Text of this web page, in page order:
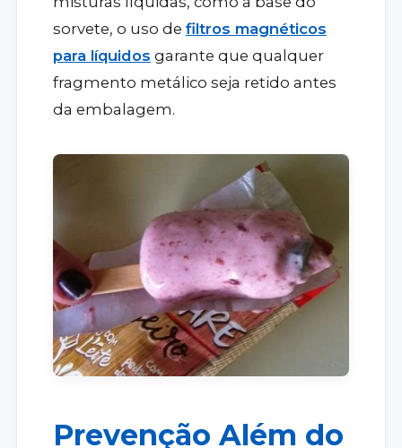
sorvete, o uso de filtros magnéticos
para líquidos garante que qualquer
fragmento metálico seja retido antes
da embalagem.
Prevenção Além do